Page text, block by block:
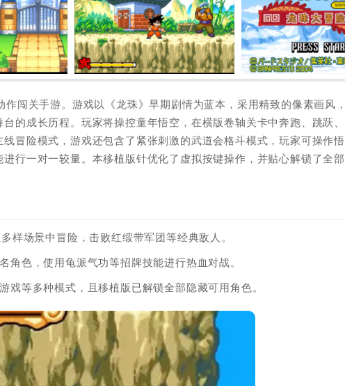
闯关手游。游戏以《龙珠》早期剧情为蓝本，采用精致的像素画风，
的成长历程。玩家将操控童年悟空，在横版卷轴关卡中奔跑、跳跃、
冒险模式，游戏还包含了紧张刺激的武道会格斗模式，玩家可操作悟
行一对一较量。本移植版针优化了虚拟按键操作，并贴心解锁了全部
样场景中冒险，击败红缎带军团等经典敌人。
角色，使用龟派气功等招牌技能进行热血对战。
等多种模式，且移植版已解锁全部隐藏可用角色。